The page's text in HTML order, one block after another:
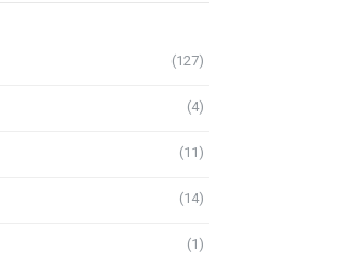
(127)
(4)
(11)
(14)
(1)